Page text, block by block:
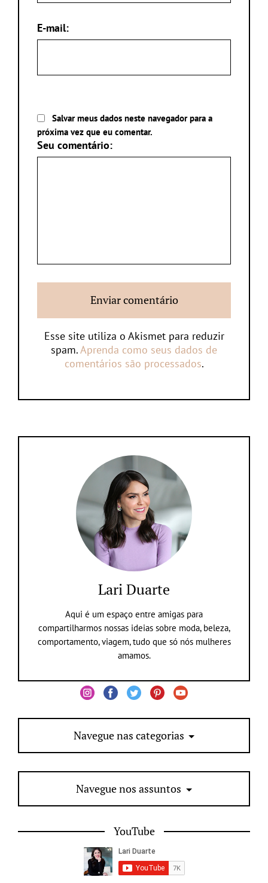
E-mail:
Salvar meus dados neste navegador para a
próxima vez que eu comentar.
Seu comentário:
Esse site utiliza o Akismet para reduzir
spam.Aprenda como seus dados de
comentários são processados.
Lari Duarte
Aqui é um espaço entre amigas para
compartilharmos nossas ideias sobre moda, beleza,
comportamento, viagem, tudo que só nós mulheres
amamos.
Navegue nas categorias
Navegue nos assuntos
YouTube